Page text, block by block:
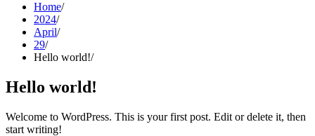
Home
2024
April
29
Hello world!
Hello world!
Welcome to WordPress. This is your first post. Edit or delete it, then
start writing!